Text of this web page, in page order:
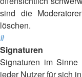
sind die
löschen.
#
Signaturen
Signaturen im
jeder Nutzer für sich